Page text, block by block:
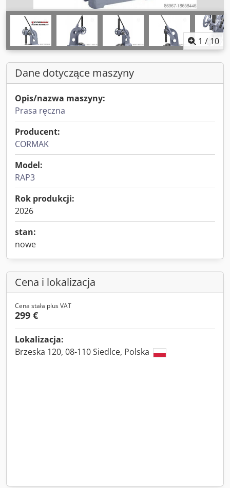
1 / 10
Dane dotyczące maszyny
Opis/nazwa maszyny:
Prasa ręczna
Producent:
CORMAK
Model:
RAP3
Rok produkcji:
2026
stan:
nowe
Cena i lokalizacja
Cena stała plus VAT
299 €
Lokalizacja:
Brzeska 120, 08-110 Siedlce, Polska